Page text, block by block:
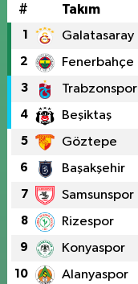
# Takım
1 Galatasaray
2 Fenerbahçe
3 Trabzonspor
4 Beşiktaş
5 Göztepe
6 Başakşehir
7 Samsunspor
8 Rizespor
9 Konyaspor
10 Alanyaspor